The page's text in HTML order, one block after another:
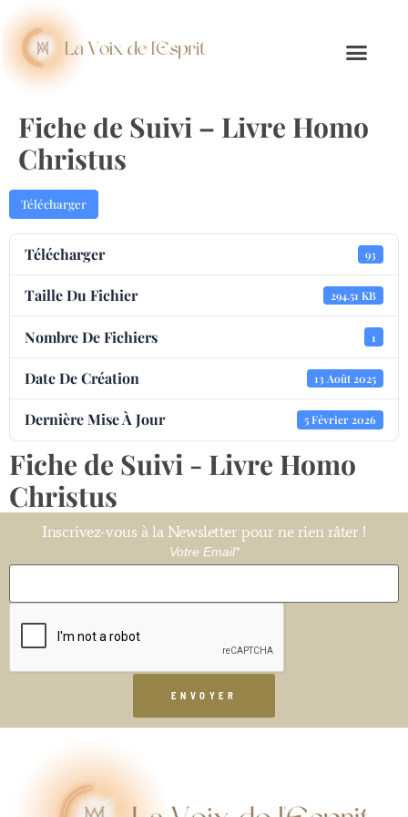
Fiche de Suivi – Livre Homo
Christus
Télécharger
Télécharger 93
Taille Du Fichier 294.51 KB
Nombre De Fichiers 1
Date De Création 13 Août 2025
Dernière Mise À Jour 5 Février 2026
Fiche de Suivi - Livre Homo
Christus
Inscrivez-vous à la Newsletter pour ne rien râter !
Votre Email*